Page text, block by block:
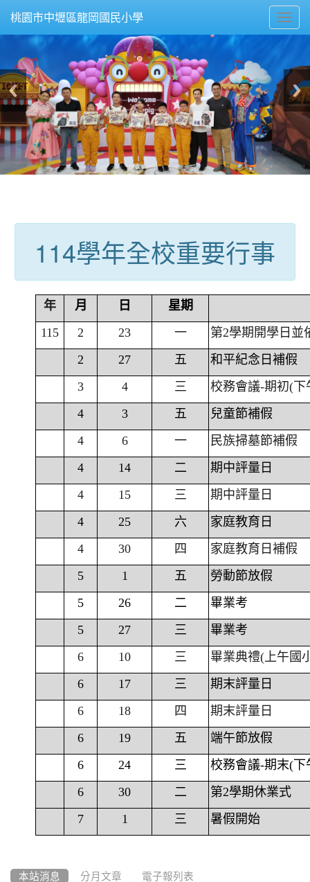
桃園市中壢區龍岡國民小學
114學年全校重要行事
年 月 日
星期
115
2 23 一
第2學期開學日並
2
27 五
和平紀念日補假
3
4 三
校務會議-期初(下
4
3 五
兒童節補假
4
6 一
民族掃墓節補假
4
14 二
期中評量日
4
15 三
期中評量日
4
25 六
家庭教育日
4
30 四
家庭教育日補假
5
1 五
勞動節放假
5
26 二
畢業考
5
27 三
畢業考
6
10 三
畢業典禮(上午國
6
17 三
期末評量日
6
18 四
期末評量日
6
19 五
端午節放假
6
24 三
校務會議-期末(下
6
30 二
第2學期休業式
7
1 三 暑假開始
本站消息 分月文章 電子報列表